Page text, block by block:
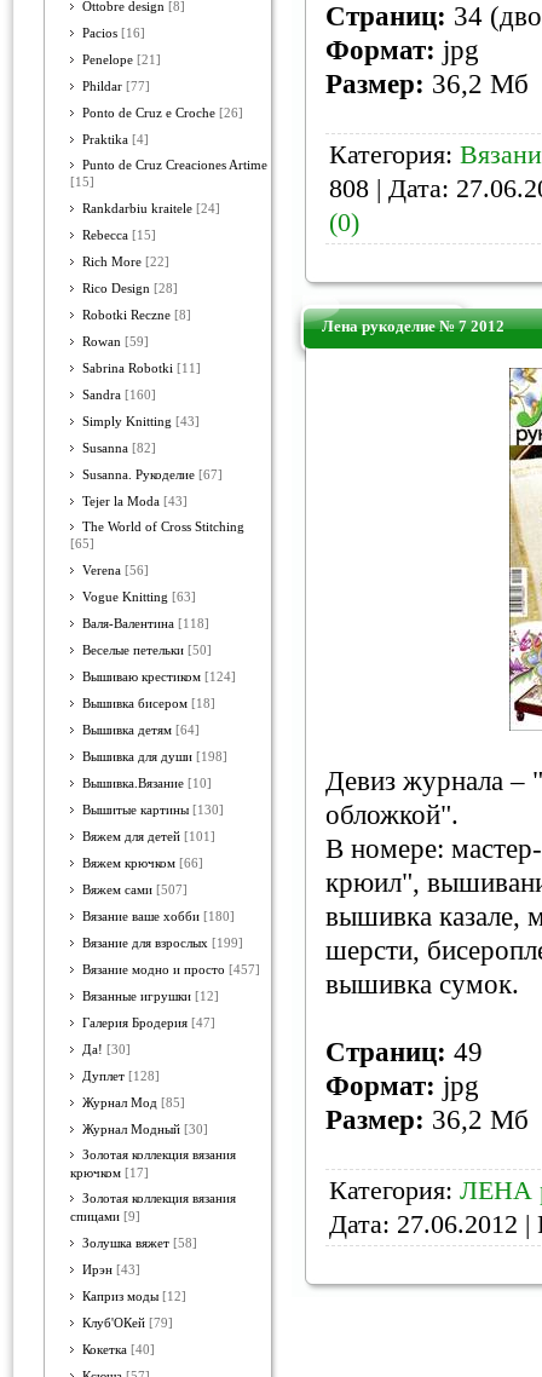
Ottobre design [8]
Pacios [16]
Penelope [21]
Phildar [77]
Ponto de Cruz e Croche [26]
Praktika [4]
Punto de Cruz Creaciones Artime
[15]
Rankdarbiu kraitele [24]
Rebecca [15]
Rich More [22]
Rico Design [28]
Robotki Reczne [8]
Rowan [59]
Sabrina Robotki [11]
Sandra [160]
Simply Knitting [43]
Susanna [82]
Susanna. Рукоделие [67]
Tejer la Moda [43]
The World of Cross Stitching
[65]
Verena [56]
Vogue Knitting [63]
Валя-Валентина [118]
Веселые петельки [50]
Вышиваю крестиком [124]
Вышивка бисером [18]
Вышивка детям [64]
Вышивка для души [198]
Вышивка.Вязание [10]
Вышитые картины [130]
Вяжем для детей [101]
Вяжем крючком [66]
Вяжем сами [507]
Вязание ваше хобби [180]
Вязание для взрослых [199]
Вязание модно и просто [457]
Вязанные игрушки [12]
Галерия Бродерия [47]
Да! [30]
Дуплет [128]
Журнал Мод [85]
Журнал Модный [30]
Золотая коллекция вязания
крючком [17]
Золотая коллекция вязания
спицами [9]
Золушка вяжет [58]
Ирэн [43]
Каприз моды [12]
Клуб'ОКей [79]
Кокетка [40]
Страниц: 34
Формат: jpg
Размер: 36,2 Мб
Категория:
808 | Дата:
(0)
Лена рукоделие № 7 2012
Девиз журнала –
обложкой".
В номере:
крюил",
вышивка казале,
шерсти,
вышивка сумок.
Страниц: 49
Формат: jpg
Размер: 36,2 Мб
Категория: ЛЕНА
Дата: 27.06.2012 |